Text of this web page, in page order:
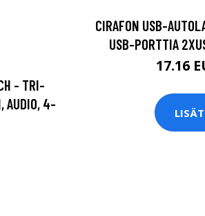
- TRI-
AUDIO, 4-
CIRAFON USB-
USB-PORTTIA
17.16